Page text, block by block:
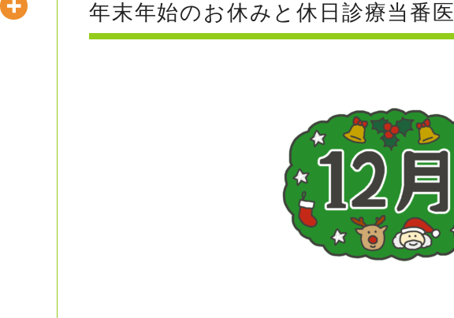
年末年始のお休みと休日診療当番医